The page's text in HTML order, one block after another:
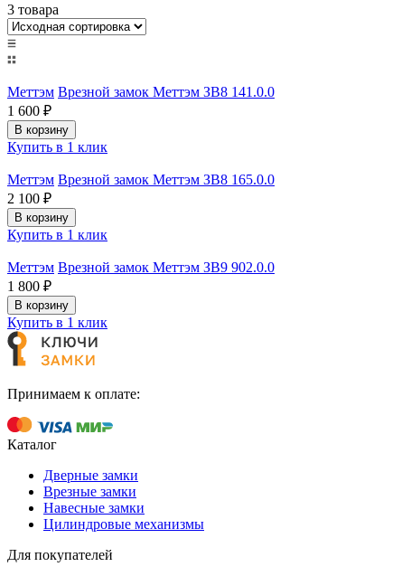
3 товара
Меттэм Врезной замок Меттэм ЗВ8 141.0.0
1 600 ₽
В корзину
Купить в 1 клик
Меттэм Врезной замок Меттэм ЗВ8 165.0.0
2 100 ₽
В корзину
Купить в 1 клик
Меттэм Врезной замок Меттэм ЗВ9 902.0.0
1 800 ₽
В корзину
Купить в 1 клик
Принимаем к оплате:
Каталог
Дверные замки
Врезные замки
Навесные замки
Цилиндровые механизмы
Для покупателей